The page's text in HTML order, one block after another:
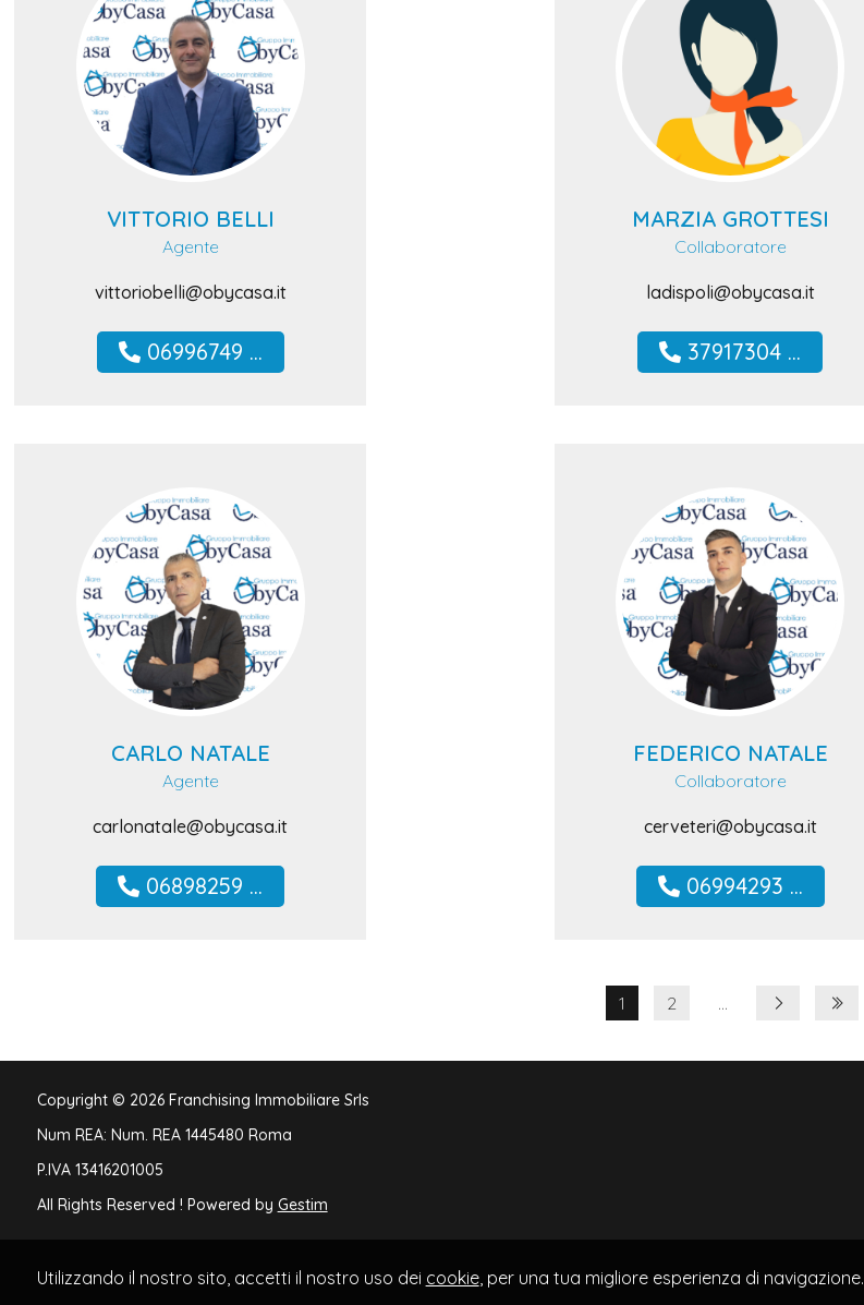
VITTORIO BELLI
Agente
vittoriobelli@obycasa.it
06996749 ...
MARZIA GROTTESI
Collaboratore
ladispoli@obycasa.it
37917304 ...
CARLO NATALE
Agente
carlonatale@obycasa.it
06898259 ...
FEDERICO NATALE
Collaboratore
cerveteri@obycasa.it
06994293 ...
1 2 ...
Copyright © 2026 Franchising Immobiliare Srls
Num REA: Num. REA 1445480 Roma
P.IVA 13416201005
All Rights Reserved ! Powered by Gestim
Utilizzando il nostro sito, accetti il nostro uso dei cookie, per una tua migliore esperienza di navigazione.